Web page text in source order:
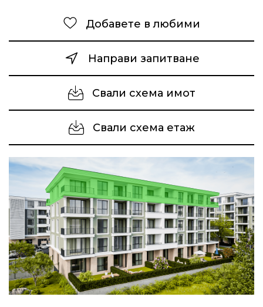
Добавете в любими
Направи запитване
Свали схема имот
Свали схема етаж